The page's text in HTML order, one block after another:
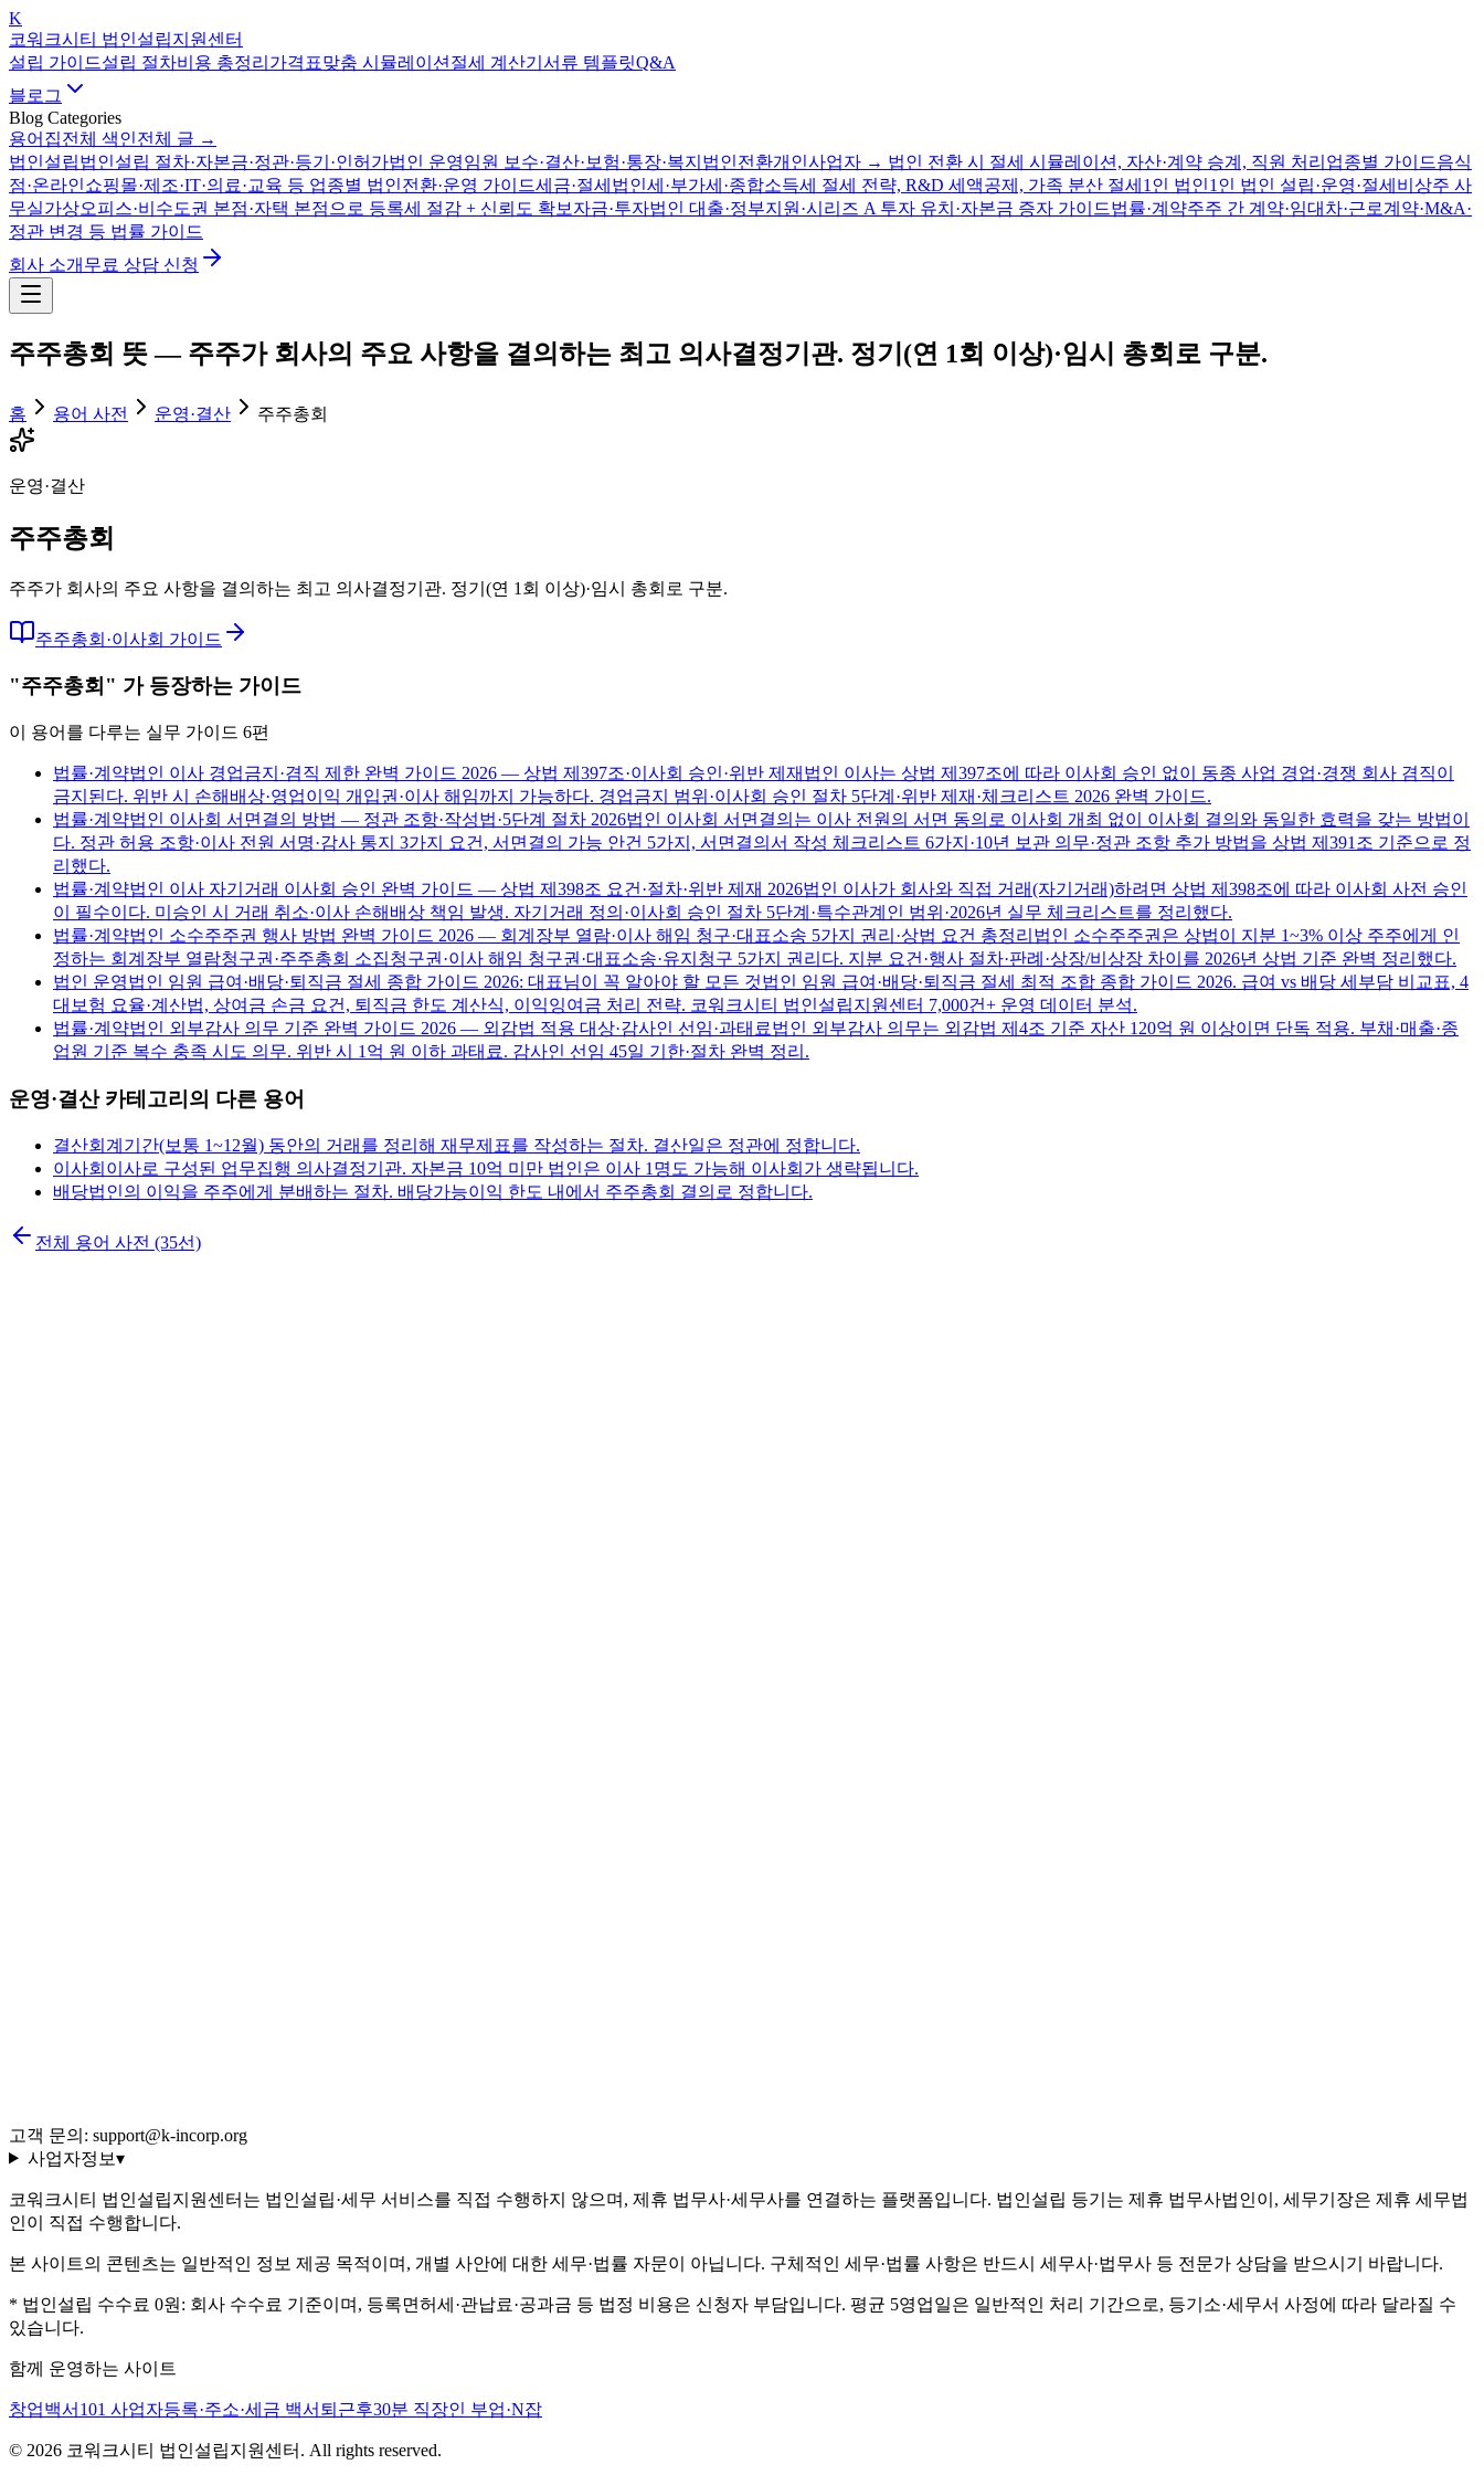
K
코워크시티 법인설립지원센터
설립 가이드설립 절차비용 총정리 가격표맞춤 시뮬레이션 절세 계산기 서류 템플릿Q&A
블로그
Blog Categories
용어집전체 색인전체 글 →
법인설립법인설립 절차·자본금·정관·등기·인허가법인 운영임원 보수·결산·보험·통장·복지 법인전환개인사업자 → 법인 전환 시 절세 시뮬레이션, 자산·계약 승계, 직원 처리 업종별 가이드음식
점·온라인쇼핑몰·제조·IT·의료·교육 등 업종별 법인전환·운영 가이드세금·절세 법인세·부가세·종합소득세 절세 전략, R&D 세액공제, 가족 분산 절세 1인 법인1인 법인 설립·운영·절세 비상주 사
무실가상오피스·비수도권 본점·자택 본점으로 등록세 절감 + 신뢰도 확보 자금·투자법인 대출·정부지원·시리즈 A 투자 유치·자본금 증자 가이드법률·계약주주 간 계약·임대차·근로계약·M&A·
정관 변경 등 법률 가이드
회사 소개 무료 상담 신청
주주총회 뜻 — 주주가 회사의 주요 사항을 결의하는 최고 의사결정기관. 정기(연 1회 이상)·임시 총회로 구분.
홈 용어 사전 운영·결산 주주총회
운영·결산
주주총회
주주가 회사의 주요 사항을 결의하는 최고 의사결정기관. 정기(연 1회 이상)·임시 총회로 구분.
주주총회·이사회 가이드
"주주총회 " 가 등장하는 가이드
이 용어를 다루는 실무 가이드 6편
법률·계약법인 이사 경업금지·겸직 제한 완벽 가이드 2026 — 상법 제397조·이사회 승인·위반 제재 법인 이사는 상법 제397조에 따라 이사회 승인 없이 동종 사업 경업·경쟁 회사 겸직이
금지된다. 위반 시 손해배상·영업이익 개입권·이사 해임까지 가능하다. 경업금지 범위·이사회 승인 절차 5단계·위반 제재·체크리스트 2026 완벽 가이드.
법률·계약법인 이사회 서면결의 방법 — 정관 조항·작성법·5단계 절차 2026법인 이사회 서면결의는 이사 전원의 서면 동의로 이사회 개최 없이 이사회 결의와 동일한 효력을 갖는 방법이
다. 정관 허용 조항·이사 전원 서명·감사 통지 3가지 요건, 서면결의 가능 안건 5가지, 서면결의서 작성 체크리스트 6가지·10년 보관 의무·정관 조항 추가 방법을 상법 제391조 기준으로 정
리했다.
법률·계약법인 이사 자기거래 이사회 승인 완벽 가이드 — 상법 제398조 요건·절차·위반 제재 2026법인 이사가 회사와 직접 거래(자기거래)하려면 상법 제398조에 따라 이사회 사전 승인
이 필수이다. 미승인 시 거래 취소·이사 손해배상 책임 발생. 자기거래 정의·이사회 승인 절차 5단계·특수관계인 범위·2026년 실무 체크리스트를 정리했다.
법률·계약법인 소수주주권 행사 방법 완벽 가이드 2026 — 회계장부 열람·이사 해임 청구·대표소송 5가지 권리·상법 요건 총정리 법인 소수주주권은 상법이 지분 1~3% 이상 주주에게 인
정하는 회계장부 열람청구권·주주총회 소집청구권·이사 해임 청구권·대표소송·유지청구 5가지 권리다. 지분 요건·행사 절차·판례·상장/비상장 차이를 2026년 상법 기준 완벽 정리했다.
법인 운영법인 임원 급여·배당·퇴직금 절세 종합 가이드 2026: 대표님이 꼭 알아야 할 모든 것법인 임원 급여·배당·퇴직금 절세 최적 조합 종합 가이드 2026. 급여 vs 배당 세부담 비교표, 4
대보험 요율·계산법, 상여금 손금 요건, 퇴직금 한도 계산식, 이익잉여금 처리 전략. 코워크시티 법인설립지원센터 7,000건+ 운영 데이터 분석.
법률·계약법인 외부감사 의무 기준 완벽 가이드 2026 — 외감법 적용 대상·감사인 선임·과태료법인 외부감사 의무는 외감법 제4조 기준 자산 120억 원 이상이면 단독 적용. 부채·매출·종
업원 기준 복수 충족 시도 의무. 위반 시 1억 원 이하 과태료. 감사인 선임 45일 기한·절차 완벽 정리.
운영·결산카테고리의 다른 용어
결산회계기간(보통 1~12월) 동안의 거래를 정리해 재무제표를 작성하는 절차. 결산일은 정관에 정합니다.
이사회 이사로 구성된 업무집행 의사결정기관. 자본금 10억 미만 법인은 이사 1명도 가능해 이사회가 생략됩니다.
배당법인의 이익을 주주에게 분배하는 절차. 배당가능이익 한도 내에서 주주총회 결의로 정합니다.
전체 용어 사전 (35선)
고객 문의: support@k-incorp.org
사업자정보▾
코워크시티 법인설립지원센터는 법인설립·세무 서비스를 직접 수행하지 않으며, 제휴 법무사·세무사를 연결하는 플랫폼입니다. 법인설립 등기는 제휴 법무사법인이, 세무기장은 제휴 세무법
인이 직접 수행합니다.
본 사이트의 콘텐츠는 일반적인 정보 제공 목적이며, 개별 사안에 대한 세무·법률 자문이 아닙니다. 구체적인 세무·법률 사항은 반드시 세무사·법무사 등 전문가 상담을 받으시기 바랍니다.
* 법인설립 수수료 0원: 회사 수수료 기준이며, 등록면허세·관납료·공과금 등 법정 비용은 신청자 부담입니다. 평균 5영업일은 일반적인 처리 기간으로, 등기소·세무서 사정에 따라 달라질 수
있습니다.
함께 운영하는 사이트
창업백서101 사업자등록·주소·세금 백서 퇴근후30분 직장인 부업·N잡
© 2026 코워크시티 법인설립지원센터. All rights reserved.